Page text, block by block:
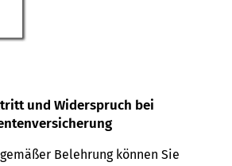
und Widerspruch bei
Belehrung können Sie